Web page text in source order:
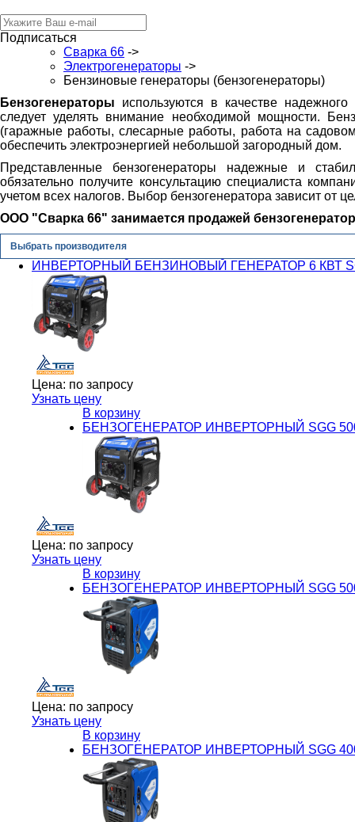
Подписаться
Сварка 66 ->
Электрогенераторы ->
Бензиновые генераторы (бензогенераторы)
Бензогенераторы используются в качестве
следует уделять внимание необходимой мощности.
(гаражные работы, слесарные работы, работа на
обеспечить электроэнергией небольшой загородный дом.
Представленные бензогенераторы надежные и
обязательно получите консультацию специалиста
учетом всех налогов. Выбор бензогенератора зависит от
ООО "Сварка 66" занимается продажей
Выбрать производителя
ИНВЕРТОРНЫЙ БЕНЗИНОВЫЙ ГЕНЕРАТОР 6 КВТ
Цена: по запросу
Узнать цену
В корзину
БЕНЗОГЕНЕРАТОР ИНВЕРТОРНЫЙ SGG
Цена: по запросу
Узнать цену
В корзину
БЕНЗОГЕНЕРАТОР ИНВЕРТОРНЫЙ SGG
Цена: по запросу
Узнать цену
В корзину
БЕНЗОГЕНЕРАТОР ИНВЕРТОРНЫЙ SGG